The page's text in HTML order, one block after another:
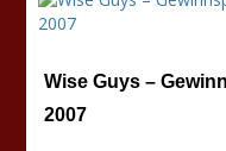
Wise Guys –
2007